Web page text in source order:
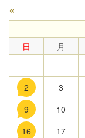
«
日
月
2
3
9
10
16
17